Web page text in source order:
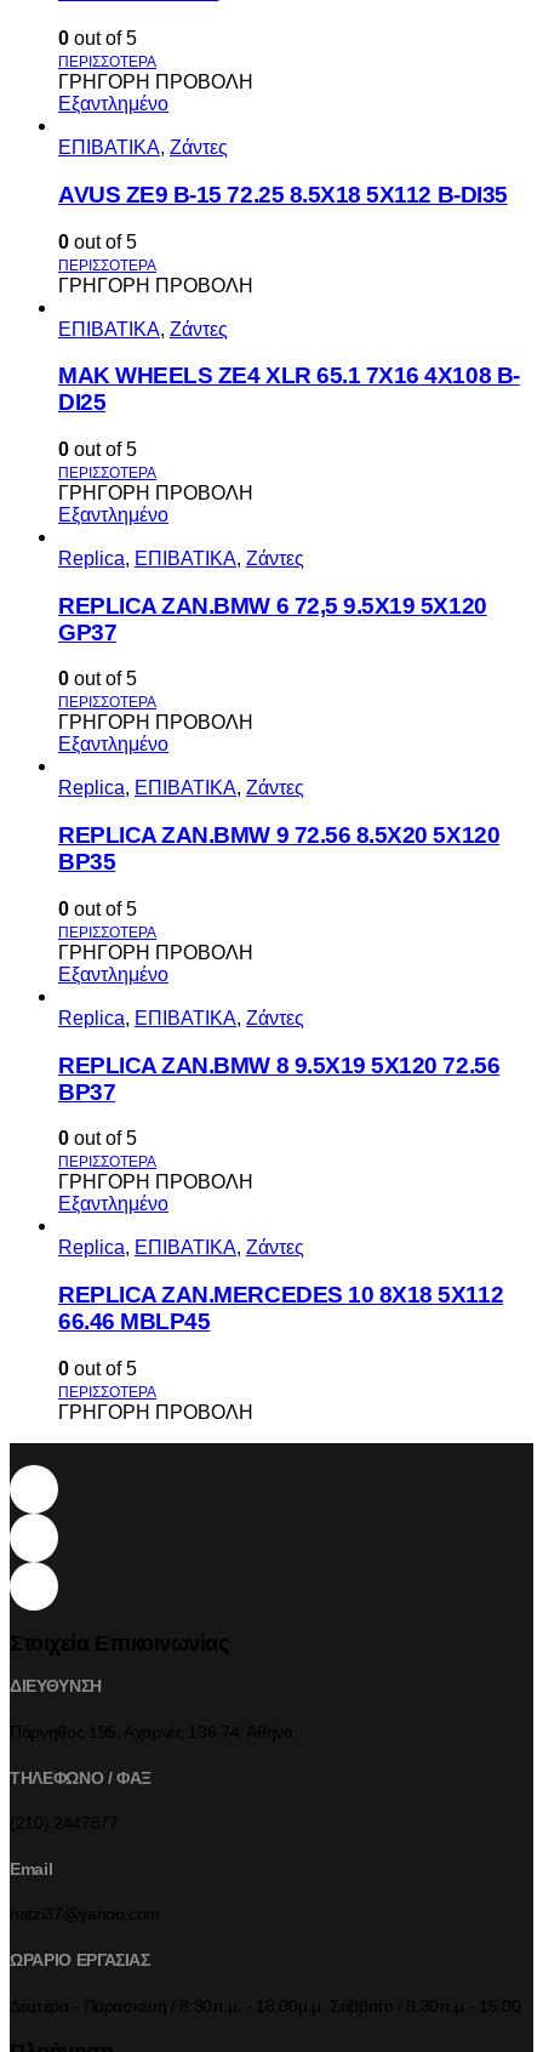
0 out of 5
ΓΡΗΓΟΡΗ ΠΡΟΒΟΛΗ
Εξαντλημένο
ΕΠΙΒΑΤΙΚΑ, Ζάντες
AVUS ΖΕ9 Β-15 72.25 8.5Χ18 5Χ112 Β-DI35
0 out of 5
ΓΡΗΓΟΡΗ ΠΡΟΒΟΛΗ
ΕΠΙΒΑΤΙΚΑ, Ζάντες
MAK WHEELS ΖΕ4 XLR 65.1 7Χ16 4Χ108 Β-
DI25
0 out of 5
ΓΡΗΓΟΡΗ ΠΡΟΒΟΛΗ
Εξαντλημένο
Replica, ΕΠΙΒΑΤΙΚΑ, Ζάντες
REPLICA ZAN.BMW 6 72,5 9.5X19 5X120
GP37
0 out of 5
ΓΡΗΓΟΡΗ ΠΡΟΒΟΛΗ
Εξαντλημένο
Replica, ΕΠΙΒΑΤΙΚΑ, Ζάντες
REPLICA ZAN.BMW 9 72.56 8.5X20 5X120
BP35
0 out of 5
ΓΡΗΓΟΡΗ ΠΡΟΒΟΛΗ
Εξαντλημένο
Replica, ΕΠΙΒΑΤΙΚΑ, Ζάντες
REPLICA ZAN.BMW 8 9.5X19 5X120 72.56
BP37
0 out of 5
ΓΡΗΓΟΡΗ ΠΡΟΒΟΛΗ
Εξαντλημένο
Replica, ΕΠΙΒΑΤΙΚΑ, Ζάντες
REPLICA ZAN.MERCEDES 10 8X18 5X112
66.46 MBLP45
0 out of 5
ΓΡΗΓΟΡΗ ΠΡΟΒΟΛΗ
ΔΙΕΥΘΥΝΣΗ
ΤΗΛΕΦΩΝΟ / ΦΑΞ
Email
ΩΡΑΡΙΟ ΕΡΓΑΣΙΑΣ